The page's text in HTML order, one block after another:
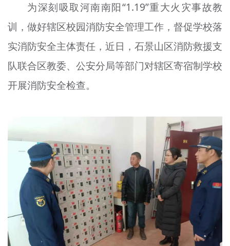
未成年人思想道德建设
榜样人物
+
身边好人
文明评论
宣传思想文化人才
资料库
+
为深刻吸取河南南阳“1.19”重大火灾事故教
训，做好辖区校园消防安全管理工作，督促学校落
实消防安全主体责任，近日，石景山区消防救援支
队联合区教委、公安分局等部门对辖区寄宿制学校
开展消防安全检查。